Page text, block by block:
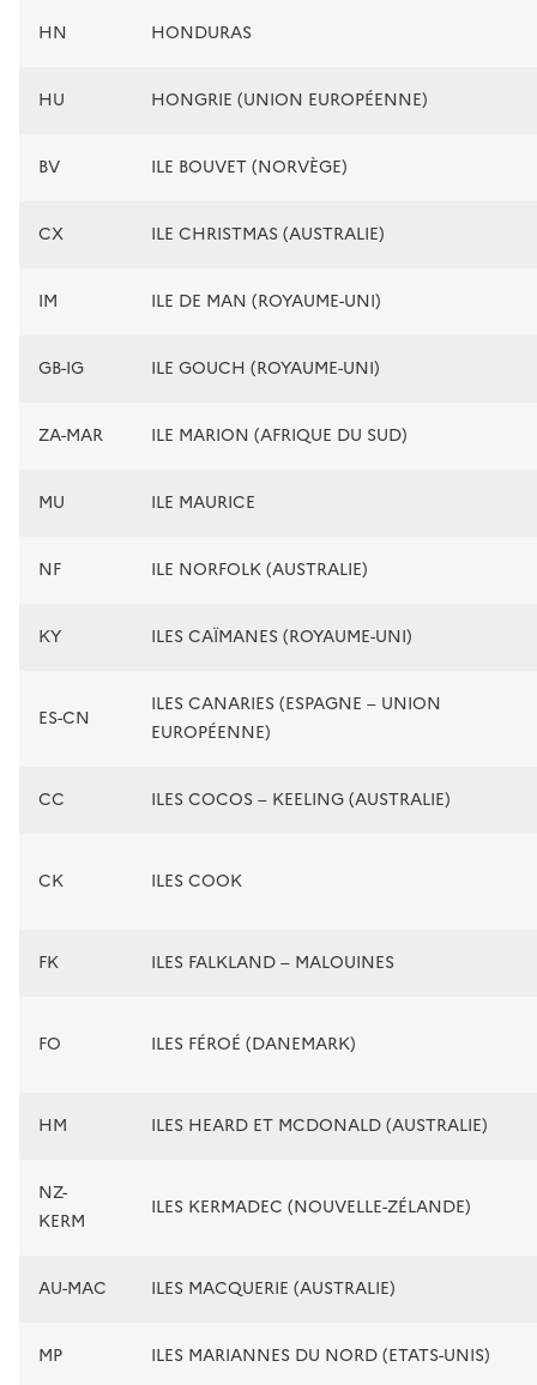
HN HONDURAS
HU HONGRIE (UNION EUROPÉENNE)
BV ILE BOUVET (NORVÈGE)
CX ILE CHRISTMAS (AUSTRALIE)
IM ILE DE MAN (ROYAUME-UNI)
GB-IG ILE GOUCH (ROYAUME-UNI)
ZA-MAR ILE MARION (AFRIQUE DU SUD)
MU ILE MAURICE
NF ILE NORFOLK (AUSTRALIE)
KY ILES CAÏMANES (ROYAUME-UNI)
ES-CN
ILES CANARIES (ESPAGNE – UNION
EUROPÉENNE)
CC ILES COCOS – KEELING (AUSTRALIE)
CK ILES COOK
FK ILES FALKLAND – MALOUINES
FO ILES FÉROÉ (DANEMARK)
HM ILES HEARD ET MCDONALD (AUSTRALIE)
NZ-
KERM
ILES KERMADEC (NOUVELLE-ZÉLANDE)
AU-MAC ILES MACQUERIE (AUSTRALIE)
MP ILES MARIANNES DU NORD (ETATS-UNIS)